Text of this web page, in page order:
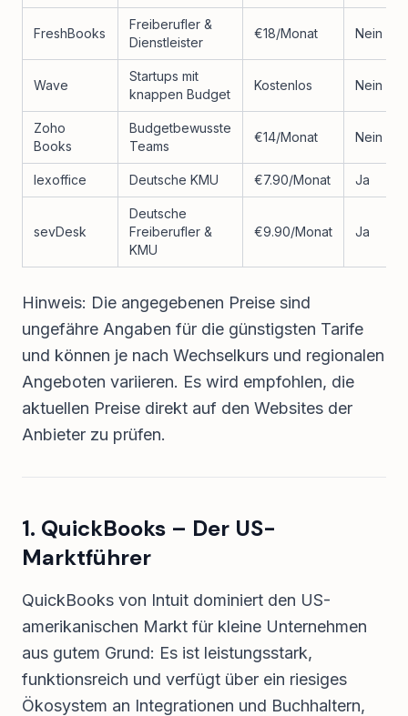
FreshBooks
Freiberufler &
Dienstleister
€18/Monat Nein
Wave
Startups mit
knappen Budget
Kostenlos Nein
Zoho
Books
Budgetbewusste
Teams
€14/Monat Nein
lexoffice Deutsche KMU €7.90/Monat Ja
sevDesk
Deutsche
Freiberufler &
KMU
€9.90/Monat Ja
Hinweis: Die angegebenen Preise sind
ungefähre Angaben für die günstigsten Tarife
und können je nach Wechselkurs und regionalen
Angeboten variieren. Es wird empfohlen, die
aktuellen Preise direkt auf den Websites der
Anbieter zu prüfen.
1. QuickBooks – Der US-
Marktführer
QuickBooks von Intuit dominiert den US-
amerikanischen Markt für kleine Unternehmen
aus gutem Grund: Es ist leistungsstark,
funktionsreich und verfügt über ein riesiges
Ökosystem an Integrationen und Buchhaltern,